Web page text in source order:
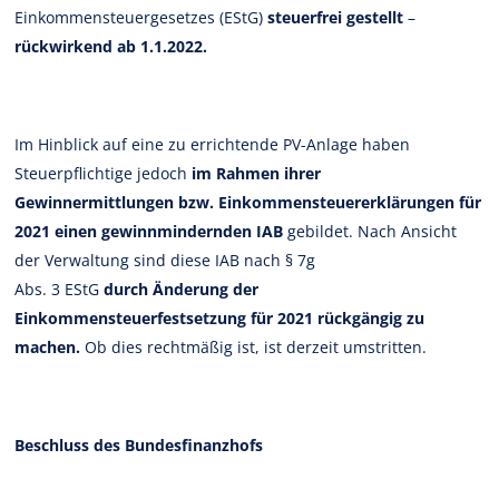
Einkommensteuergesetzes (EStG) steuerfrei gestellt –
rückwirkend ab 1.1.2022.
Im Hinblick auf eine zu errichtende PV-Anlage haben
Steuerpflichtige jedoch im Rahmen ihrer
Gewinnermittlungen bzw. Einkommensteuererklärungen für
2021 einen gewinnmindernden IABgebildet. Nach Ansicht
der Verwaltung sind diese IAB nach § 7g
Abs. 3 EStGdurch Änderung der
Einkommensteuerfestsetzung für 2021 rückgängig zu
machen. Ob dies rechtmäßig ist, ist derzeit umstritten.
Beschluss des Bundesfinanzhofs